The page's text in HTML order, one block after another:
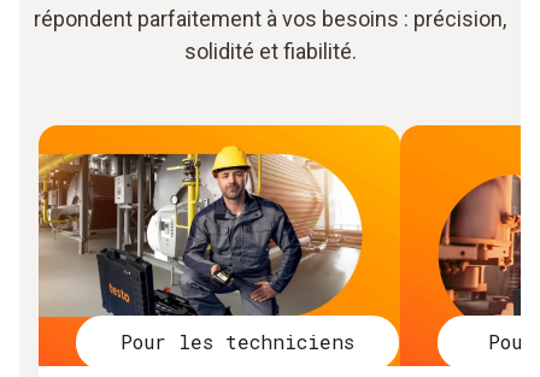
répondent parfaitement à vos besoins : précision,
solidité et fiabilité.
Pour les techniciens